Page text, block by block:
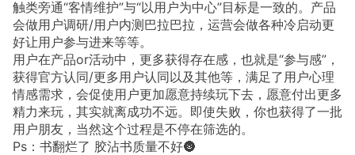
触类旁通“客情维护”与“以用户为中心”目标是一致的。产品
会做用户调研/用户内测巴拉巴拉，运营会做各种冷启动更
好让用户参与进来等等。
用户在产品or活动中，更多获得存在感，也就是“参与感”，
获得官方认同/更多用户认同以及其他等，满足了用户心理
情感需求，会促使用户更加愿意持续玩下去，愿意付出更多
精力来玩，其实就离成功不远。即使失败，你也获得了一批
用户朋友，当然这个过程是不停在筛选的。
Ps：书翻烂了 胶沾书质量不好🌚